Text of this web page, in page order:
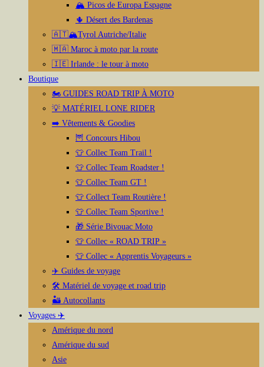
🏔️ Picos de Europa Espagne
🌵 Désert des Bardenas
🇦🇹🏔️Tyrol Autriche/Italie
🇲🇦 Maroc à moto par la route
🇮🇪 Irlande : le tour à moto
Boutique
🏍️ GUIDES ROAD TRIP À MOTO
💡 MATÉRIEL LONE RIDER
➡️ Vêtements & Goodies
🦉 Concours Hibou
👕 Collec Team Trail !
👕 Collec Team Roadster !
👕 Collec Team GT !
👕 Collect Team Routière !
👕 Collec Team Sportive !
🎁 Série Bivouac Moto
👕 Collec « ROAD TRIP »
👕 Collec « Apprentis Voyageurs »
✈️ Guides de voyage
🛠️ Matériel de voyage et road trip
🏜️ Autocollants
Voyages ✈️
Amérique du nord
Amérique du sud
Asie